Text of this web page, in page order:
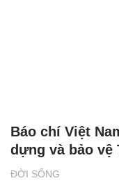
ĐỜI SỐNG
Báo chí Việt
dựng và bảo vệ